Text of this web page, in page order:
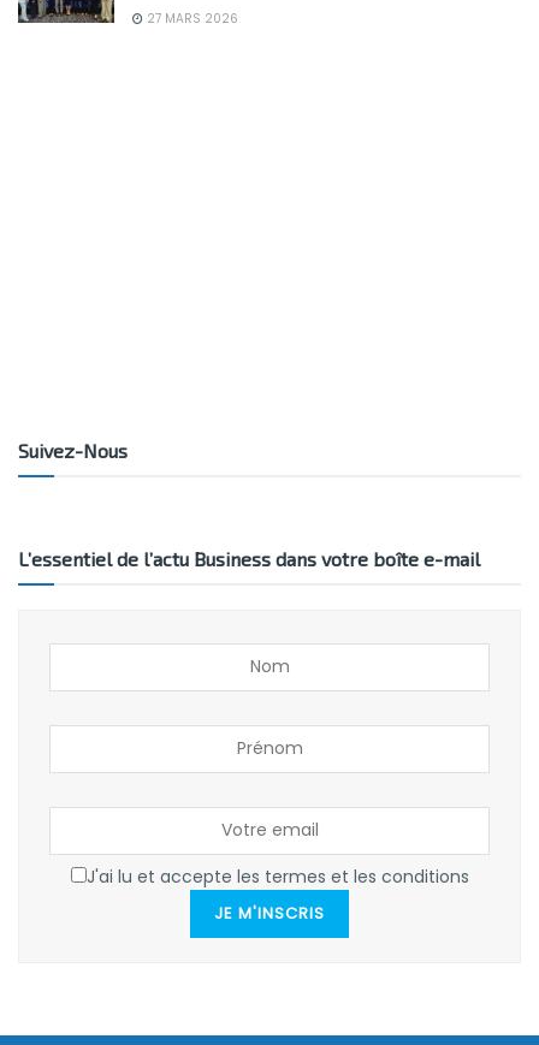
27 MARS 2026
Suivez-Nous
L’essentiel de l’actu Business dans votre boîte e-mail
J'ai lu et accepte les termes et les conditions
JE M'INSCRIS